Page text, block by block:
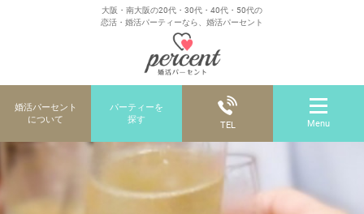
大阪・南大阪の20代・30代・40代・50代の
恋活・婚活パーティーなら、婚活パーセント
婚活パーセント
について
パーティーを
探す
TEL Menu